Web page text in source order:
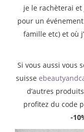
je le rachèterai
pour un
famille etc) et où
Si vous aussi vous
suisse
d’autres
profitez du code
-